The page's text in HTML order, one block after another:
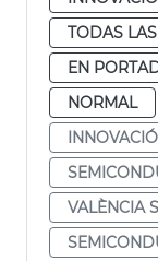
TODAS
EN
NORMAL
VALÈNCIA